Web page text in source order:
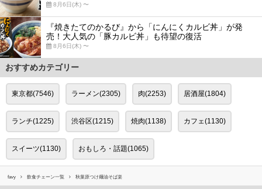
8月6日(木) 〜
『焼きたてのかるび』から「にんにくカルビ丼」が発
売！大人気の「豚カルビ丼」も待望の復活
8月6日(木) 〜
おすすめカテゴリー
東京都(7546) ラーメン(2305) 肉(2253) 居酒屋(1804)
ランチ(1225) 渋谷区(1215) 焼肉(1138) カフェ(1130)
スイーツ(1130) おもしろ・話題(1065)
favy 飲食チェーン一覧 秋葉原つけ麺油そば楽